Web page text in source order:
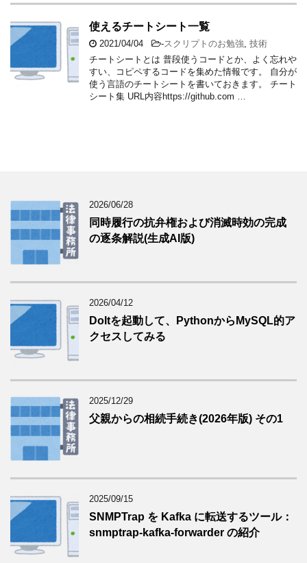
使えるチートシート一覧
2021/04/04 -スクリプトのお勉強 技術
チートシートとは 普段使うコードとか、よく忘れや
すい、コピペするコードを集めた情報です。 自分が
使う言語のチートシートを書いておきます。 チート
シート集 URL内容https://github.com …
2026/06/28
同時履行の抗弁権および消滅時効の完成
の逐条解説(生成AI版)
2026/04/12
Doltを起動して、PythonからMySQL的ア
クセスしてみる
2025/12/29
父親からの相続手続き(2026年版) その1
2025/09/15
SNMPTrap を Kafka に転送するツール：
snmptrap-kafka-forwarder の紹介